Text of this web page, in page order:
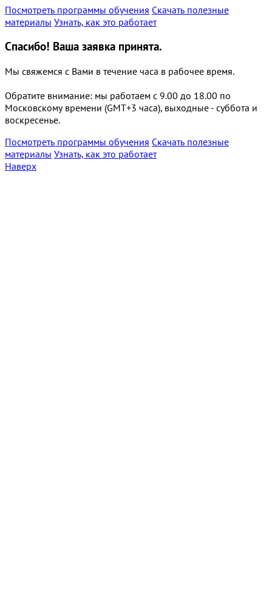
Посмотреть программы обучения Скачать полезные
материалы Узнать, как это работает
Спасибо! Ваша заявка принята.
Мы свяжемся с Вами в течение часа в рабочее время.
Обратите внимание: мы работаем с 9.00 до 18.00 по
Московскому времени (GMT+3 часа), выходные - суббота и
воскресенье.
Посмотреть программы обучения Скачать полезные
материалы Узнать, как это работает
Наверх